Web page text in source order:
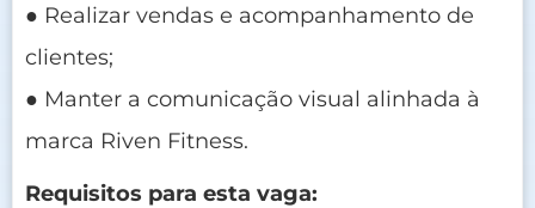
● Realizar vendas e acompanhamento de
clientes;
● Manter a comunicação visual alinhada à
marca Riven Fitness.
Requisitos para esta vaga: